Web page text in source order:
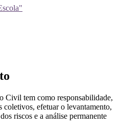
Civil tem como responsabilidade,
efetuar o levantamento,
riscos e a análise permanente